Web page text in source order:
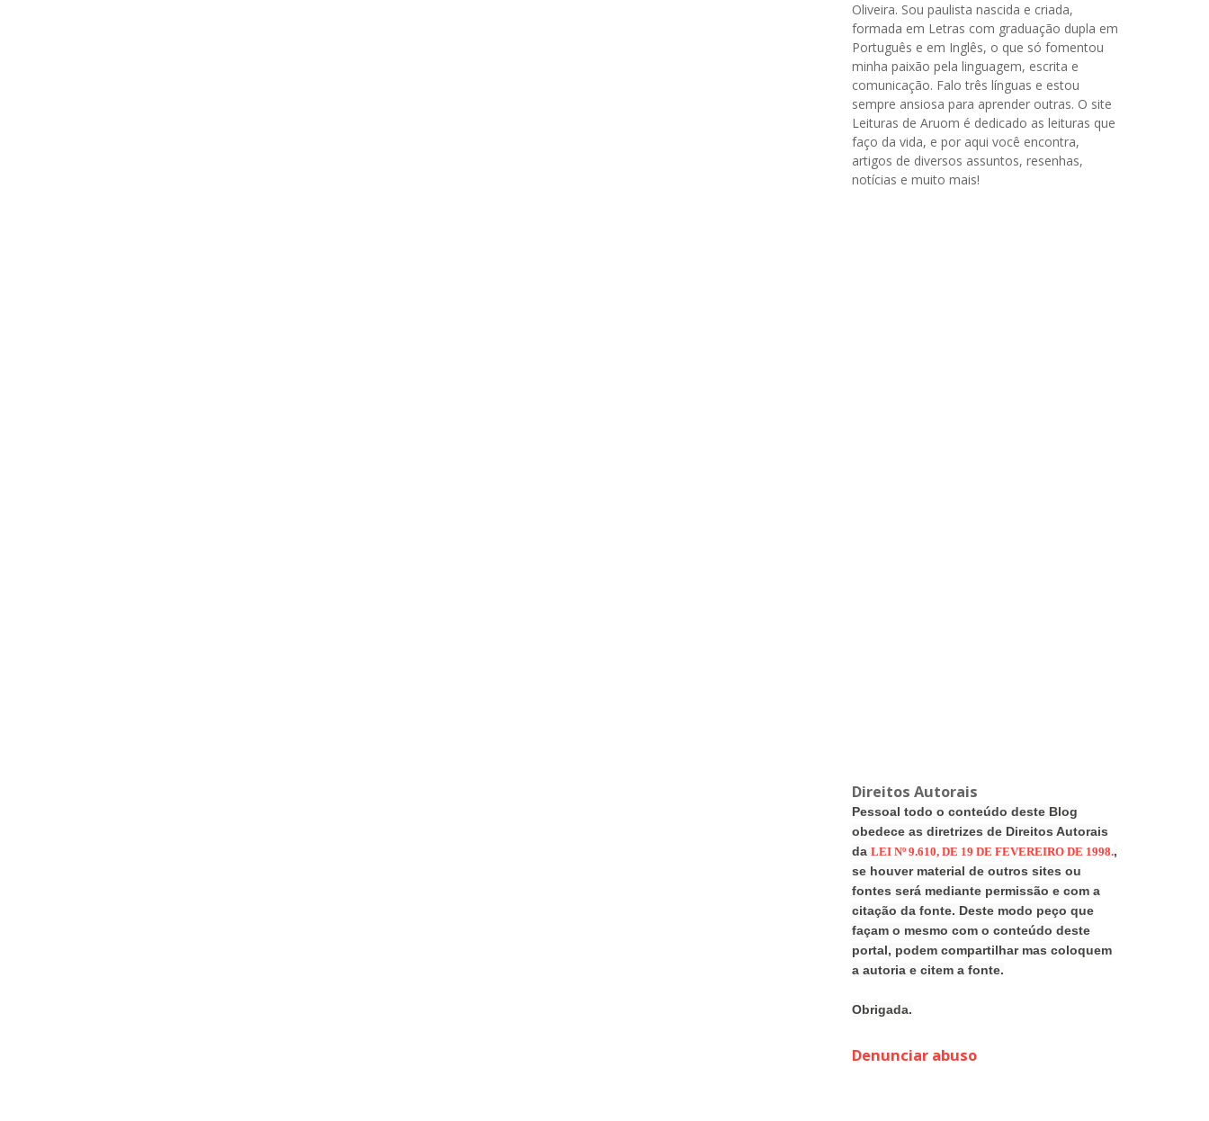
Oliveira. Sou paulista nascida e criada,
formada em Letras com graduação dupla em
Português e em Inglês, o que só fomentou
minha paixão pela linguagem, escrita e
comunicação. Falo três línguas e estou
sempre ansiosa para aprender outras. O site
Leituras de Aruom é dedicado as leituras que
faço da vida, e por aqui você encontra,
artigos de diversos assuntos, resenhas,
notícias e muito mais!
Direitos Autorais
Pessoal todo o conteúdo deste Blog
obedece as diretrizes de Direitos Autorais
da LEI Nº 9.610, DE 19 DE FEVEREIRO DE 1998.,
se houver material de outros sites ou
fontes será mediante permissão e com a
citação da fonte. Deste modo peço que
façam o mesmo com o conteúdo deste
portal, podem compartilhar mas coloquem
a autoria e citem a fonte.
Obrigada.
Denunciar abuso